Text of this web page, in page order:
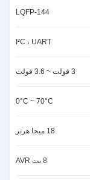
144-LQFP
I²C ، UART
3 فولت ~ 3.6 فولت
0°C ~ 70°C
18 ميجا هرتز
8 بت AVR